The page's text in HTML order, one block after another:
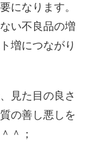
になります。
い不良品の増
増につながり
見た目の良さ
の善し悪しを
＾；